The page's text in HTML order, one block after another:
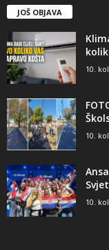
JOŠ OBJAVA
10.
10.
10.